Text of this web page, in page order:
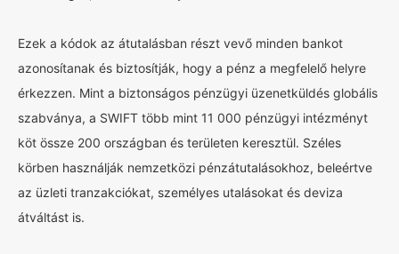
Ezek a kódok az átutalásban részt vevő minden bankot
azonosítanak és biztosítják, hogy a pénz a megfelelő helyre
érkezzen. Mint a biztonságos pénzügyi üzenetküldés globális
szabványa, a SWIFT több mint 11 000 pénzügyi intézményt
köt össze 200 országban és területen keresztül. Széles
körben használják nemzetközi pénzátutalásokhoz, beleértve
az üzleti tranzakciókat, személyes utalásokat és deviza
átváltást is.